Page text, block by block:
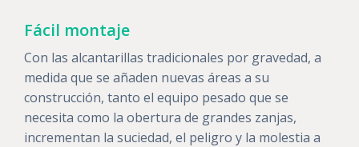
Fácil montaje
Con las alcantarillas tradicionales por gravedad, a
medida que se añaden nuevas áreas a su
construcción, tanto el equipo pesado que se
necesita como la obertura de grandes zanjas,
incrementan la suciedad, el peligro y la molestia a